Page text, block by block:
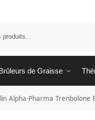
de Graisse
Alpha-Pharma